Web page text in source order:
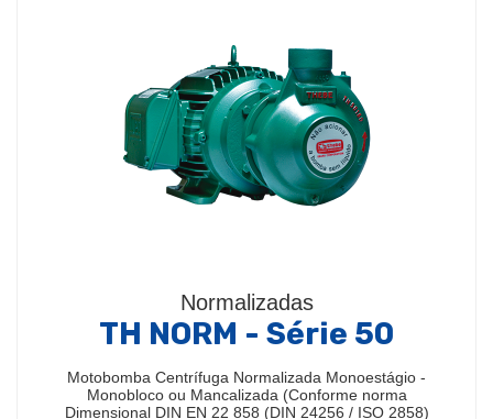
Normalizadas
TH NORM - Série 50
Motobomba Centrífuga Normalizada Monoestágio -
Monobloco ou Mancalizada (Conforme norma
Dimensional DIN EN 22 858 (DIN 24256 / ISO 2858)